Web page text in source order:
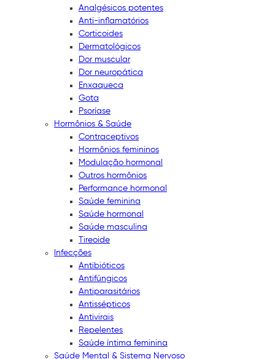
Analgésicos potentes
Anti-inflamatórios
Corticoides
Dermatológicos
Dor muscular
Dor neuropática
Enxaqueca
Gota
Psoríase
Hormônios & Saúde
Contraceptivos
Hormônios femininos
Modulação hormonal
Outros hormônios
Performance hormonal
Saúde feminina
Saúde hormonal
Saúde masculina
Tireoide
Infecções
Antibióticos
Antifúngicos
Antiparasitários
Antissépticos
Antivirais
Repelentes
Saúde íntima feminina
Saúde Mental & Sistema Nervoso